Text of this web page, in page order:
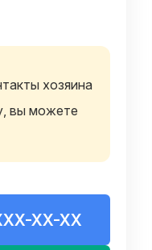
хозяина
вы можете
XX-XX